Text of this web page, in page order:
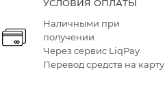
УСЛОВИЯ ОПЛАТЫ
Наличными при
получении
Через сервис LiqPay
Перевод средств на карту